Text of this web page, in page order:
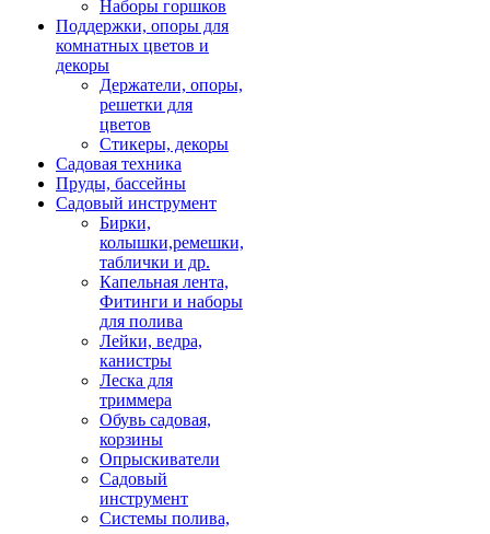
Наборы горшков
Поддержки, опоры для
комнатных цветов и
декоры
Держатели, опоры,
решетки для
цветов
Стикеры, декоры
Садовая техника
Пруды, бассейны
Садовый инструмент
Бирки,
колышки,ремешки,
таблички и др.
Капельная лента,
Фитинги и наборы
для полива
Лейки, ведра,
канистры
Леска для
триммера
Обувь садовая,
корзины
Опрыскиватели
Садовый
инструмент
Системы полива,